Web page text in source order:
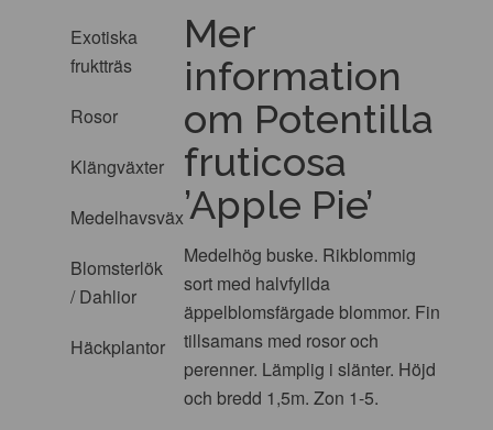
Exotiska
fruktträs
Rosor
Klängväxter
Medelhavsväxter
Blomsterlök
/ Dahlior
Häckplantor
Mer
information
om Potentilla
fruticosa
’Apple Pie’
Medelhög buske. Rikblommig
sort med halvfyllda
äppelblomsfärgade blommor. Fin
tillsamans med rosor och
perenner. Lämplig i slänter. Höjd
och bredd 1,5m. Zon 1-5.